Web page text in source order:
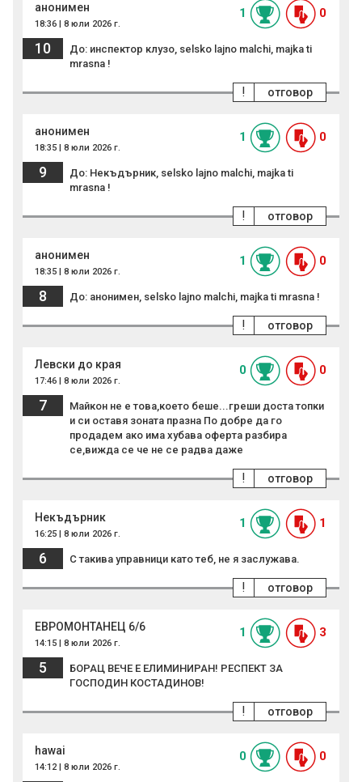
анонимен
18:36 | 8 юли 2026 г.
1 0
10
До: инспектор клузо, selsko lajno malchi, majka ti
mrasna !
отговор
!
анонимен
18:35 | 8 юли 2026 г.
1 0
9
До: Некъдърник, selsko lajno malchi, majka ti
mrasna !
отговор
!
анонимен
18:35 | 8 юли 2026 г.
1 0
8 До: анонимен, selsko lajno malchi, majka ti mrasna !
отговор
!
Левски до края
17:46 | 8 юли 2026 г.
0 0
7
Mайкон не е това,което беше...греши доста топки
и си оставя зоната празна По добре да го
продадем ако има хубава оферта разбира
се,вижда се че не се радва даже
отговор
!
Некъдърник
16:25 | 8 юли 2026 г.
1 1
6 С такива управници като теб, не я заслужава.
отговор
!
ЕВРОМОНТАНЕЦ 6/6
14:15 | 8 юли 2026 г.
1 3
5
БОРАЦ ВЕЧЕ Е ЕЛИМИНИРАН! РЕСПЕКТ ЗА
ГОСПОДИН КОСТАДИНОВ!
отговор
!
hawai
14:12 | 8 юли 2026 г.
0 0